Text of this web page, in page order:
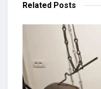
Related Posts